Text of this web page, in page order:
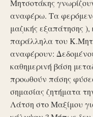
Μητσοτάκης
αναφέρω. Τα
μαζικής εξαπάτησης
παράλληλα του
αναφέρουν:
καθημερινή βάση
προωθούν πάσης
σημασίας ζητήματα
Λάτση στο Μαξίμου